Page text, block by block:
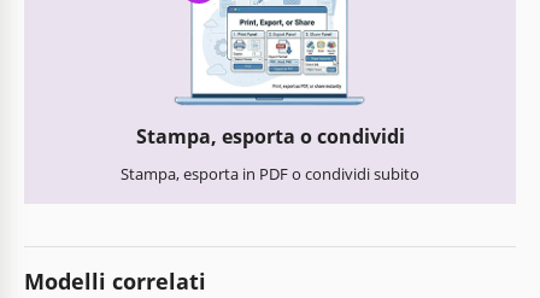
Stampa, esporta o condividi
Stampa, esporta in PDF o condividi subito
Modelli correlati